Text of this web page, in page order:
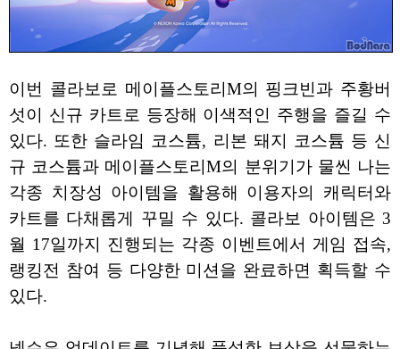
이번 콜라보로 메이플스토리M의 핑크빈과 주황버
섯이 신규 카트로 등장해 이색적인 주행을 즐길 수
있다. 또한 슬라임 코스튬, 리본 돼지 코스튬 등 신
규 코스튬과 메이플스토리M의 분위기가 물씬 나는
각종 치장성 아이템을 활용해 이용자의 캐릭터와
카트를 다채롭게 꾸밀 수 있다. 콜라보 아이템은 3
월 17일까지 진행되는 각종 이벤트에서 게임 접속,
랭킹전 참여 등 다양한 미션을 완료하면 획득할 수
있다.